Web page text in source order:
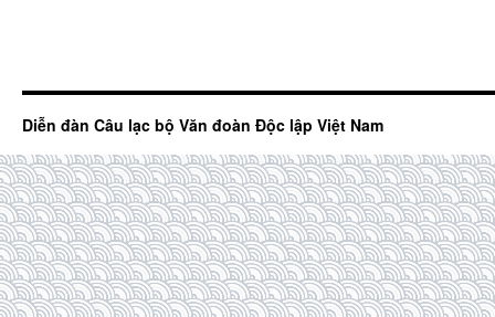
Diễn đàn Câu lạc bộ Văn đoàn Độc lập Việt Nam